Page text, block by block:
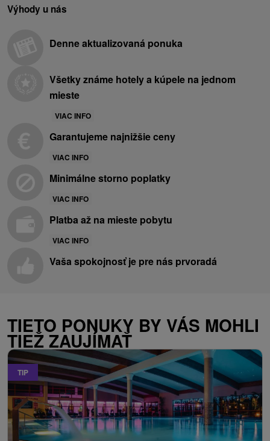
Výhody u nás
Denne aktualizovaná ponuka
Všetky známe hotely a kúpele na jednom
mieste
VIAC INFO
Garantujeme najnižšie ceny
VIAC INFO
Minimálne storno poplatky
VIAC INFO
Platba až na mieste pobytu
VIAC INFO
Vaša spokojnosť je pre nás prvoradá
TIETO PONUKY BY VÁS MOHLI
TIEŽ ZAUJÍMAŤ
TIP